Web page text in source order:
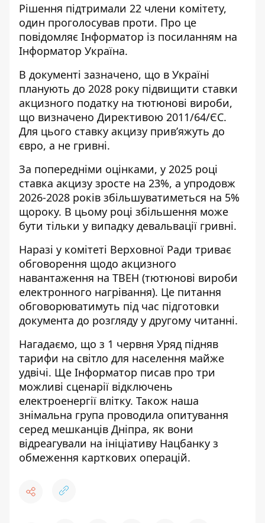
Рішення підтримали 22 члени комітету,
один проголосував проти. Про це
повідомляє Інформатор із посиланням на
Інформатор Україна.
В документі зазначено, що в Україні
планують до 2028 року підвищити ставки
акцизного податку на тютюнові вироби,
що визначено Директивою 2011/64/ЄС.
Для цього ставку акцизу прив’яжуть до
євро, а не гривні.
За попередніми оцінками, у 2025 році
ставка акцизу зросте на 23%, а упродовж
2026-2028 років збільшуватиметься на 5%
щороку. В цьому році збільшення може
бути тільки у випадку девальвації гривні.
Наразі у комітеті Верховної Ради триває
обговорення щодо акцизного
навантаження на ТВЕН (тютюнові вироби
електронного нагрівання). Це питання
обговорюватимуть під час підготовки
документа до розгляду у другому читанні.
Нагадаємо, що з 1 червня Уряд підняв
тарифи на світло для населення майже
удвічі. Ще Інформатор писав про три
можливі сценарії відключень
електроенергії влітку. Також наша
знімальна група проводила опитування
серед мешканців Дніпра, як вони
відреагували на ініціативу Нацбанку з
обмеження карткових операцій.